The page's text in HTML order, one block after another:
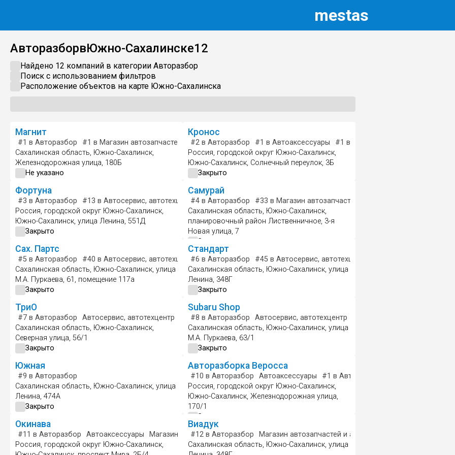
mestas
АвторазборвЮжно-Сахалинске12
Найдено 12 компаний в категории Авторазбор
Поиск с использованием фильтров
Расположение объектов на карте Южно-Сахалинска
Магнит
#1 в Авторазбор #1 в Магазин автозапчастей и автотоваров #1 в Шины и диски
Сахалинская область, Южно-Сахалинск,
Железнодорожная улица, 180Б
Не указано
Кронос
#2 в Авторазбор #1 в Автоаксессуары #1 в Автосервис, автотехцентр
Россия, городской округ Южно-Сахалинск,
Южно-Сахалинск, Солнечный переулок, 3Б
Закрыто
Фортуна
#3 в Авторазбор #13 в Автосервис, автотехцентр #3в Шины и диски
Россия, городской округ Южно-Сахалинск,
Южно-Сахалинск, улица Ленина, 551Д
Закрыто
Самурай
#4 в Авторазбор #33 в Магазин автозапчастей и автотоваров
Сахалинская область, Южно-Сахалинск,
планировочный район Лиственничное, 3-я
Новая улица, 7
Закрыто
Сах. Партс
#5 в Авторазбор #40 в Автосервис, автотехцентр #38в Магазин автозапчастей и автотоваров
Сахалинская область, Южно-Сахалинск, улица
М.А. Пуркаева, 61, помещение 117а
Закрыто
Стандарт
#6 в Авторазбор #45 в Автосервис, автотехцентр
Сахалинская область, Южно-Сахалинск, улица
Ленина, 348Г
Закрыто
ТриО
#7 в Авторазбор Автосервис, автотехцентр
Магазин автозапчастей и автотоваров
Сахалинская область, Южно-Сахалинск,
Северная улица, 56/1
Закрыто
Subaru Shop
#8 в Авторазбор Автосервис, автотехцентр
Сахалинская область, Южно-Сахалинск, улица
М.А. Пуркаева, 63/1
Закрыто
Южная
#9 в Авторазбор
Сахалинская область, Южно-Сахалинск, улица
Ленина, 474А
Закрыто
Авторазборка Веросса
#10 в Авторазбор Автоаксессуары #1 в Автомобильные радиаторы
Россия, городской округ Южно-Сахалинск,
Южно-Сахалинск, Железнодорожная улица,
170/1
Закрыто
Окинава
#11 в Авторазбор Автоаксессуары
Магазин автозапчастей и автотоваров
Россия, городской округ Южно-Сахалинск,
Виадук
#12 в Авторазбор
Магазин автозапчастей и автотоваров
Сахалинская область, Южно-Сахалинск, улица